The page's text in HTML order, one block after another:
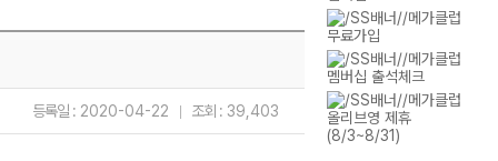
등록일 : 2020-04-22 조회 : 39,403